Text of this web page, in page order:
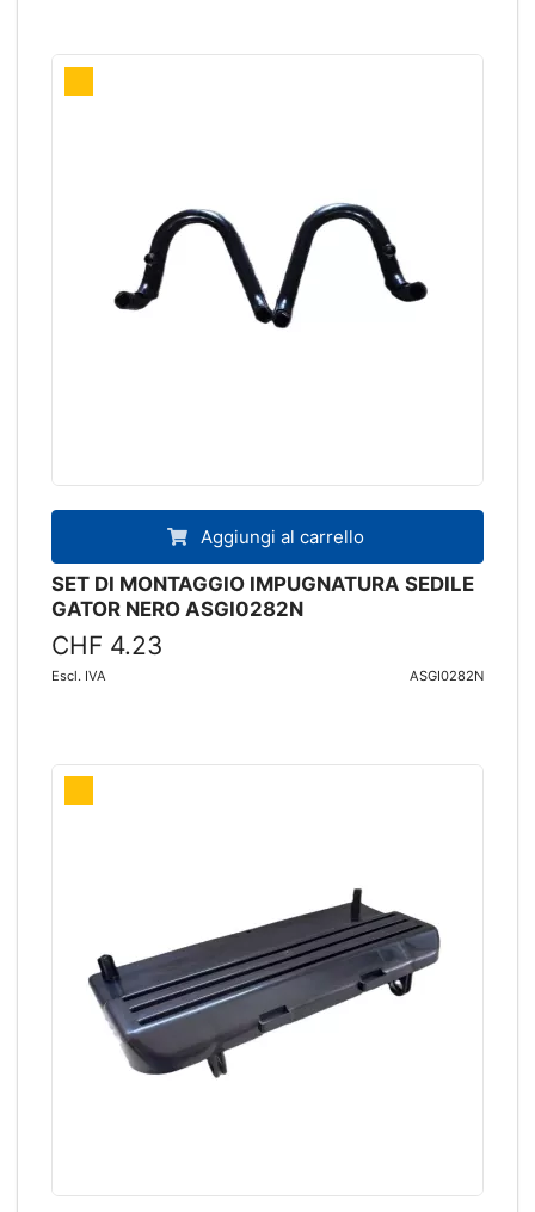
Aggiungi al carrello
SET DI MONTAGGIO IMPUGNATURA SEDILE
GATOR NERO ASGI0282N
CHF 4.23
Escl. IVA ASGI0282N